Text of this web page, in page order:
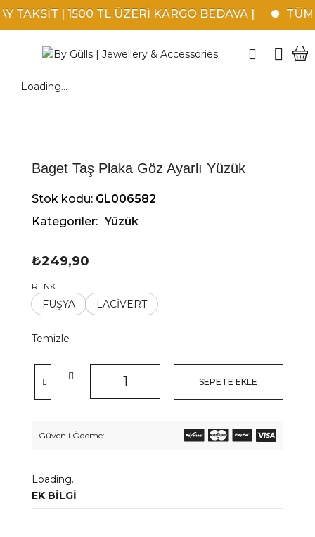
TAKSİT | 1500 TL ÜZERİ KARGO BEDAVA | TÜM
Loading...
Baget Taş Plaka Göz Ayarlı Yüzük
Stok kodu: GL006582
Kategoriler: Yüzük
₺249,90
RENK
FUŞYA LACİVERT
Temizle
SEPETE EKLE
Güvenli Ödeme:
Loading...
EK BILGI